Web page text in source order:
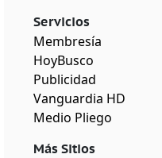
Servicios
Membresía
HoyBusco
Publicidad
Vanguardia HD
Medio Pliego
Más Sitios